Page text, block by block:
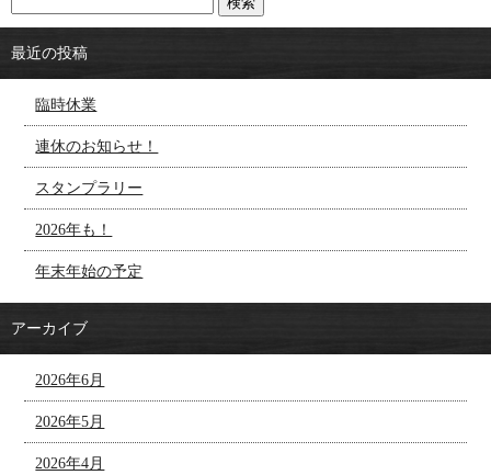
最近の投稿
臨時休業
連休のお知らせ！
スタンプラリー
2026年も！
年末年始の予定
アーカイブ
2026年6月
2026年5月
2026年4月